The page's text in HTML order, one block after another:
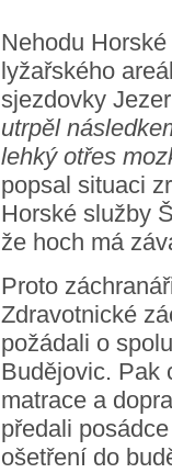
Nehodu
lyžařského
sjezdovky
utrpěl
lehký otřes
popsal situaci
Horské služby
že hoch má
Proto
Zdravotnické
požádali o
Budějovic. Pak
matrace a
předali
ošetření do